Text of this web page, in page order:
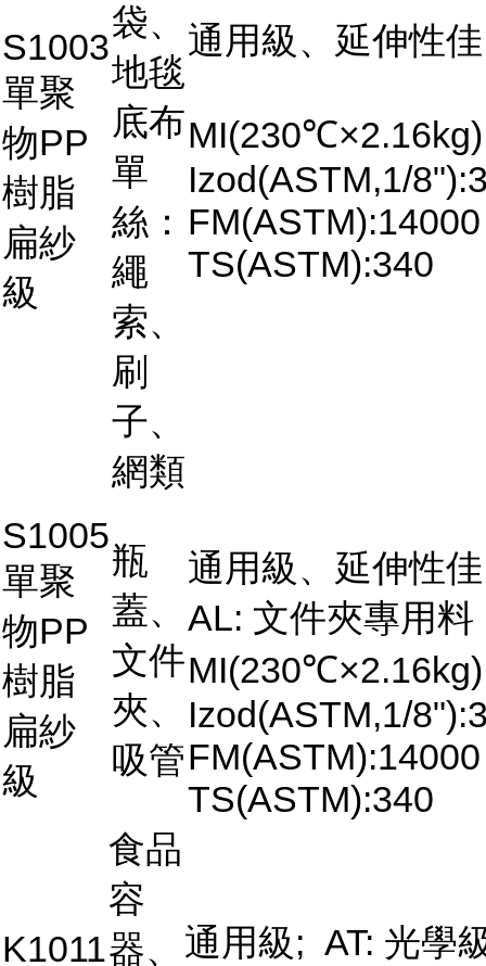
S1003
單聚
物PP
樹脂
扁紗
級
袋、
地毯
底布
單
絲：
繩
索、
刷
子、
網類
通用級、延伸性佳
Izod(ASTM,1/
FM(ASTM):14000
TS(ASTM):340
S1005
單聚
物PP
樹脂
扁紗
級
瓶
蓋、
文件
夾、
吸管
通用級、延伸性佳
AL: 文件夾專用料
Izod(ASTM,1/
FM(ASTM):14000
TS(ASTM):340
K1011
食品
容
器、 通用級; AT: 光學